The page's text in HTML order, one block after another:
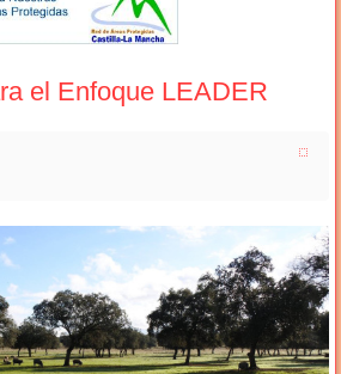
el Enfoque LEADER